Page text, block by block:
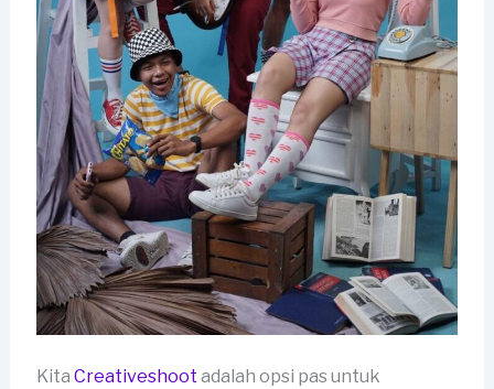
Kita Creativeshoot adalah opsi pas untuk